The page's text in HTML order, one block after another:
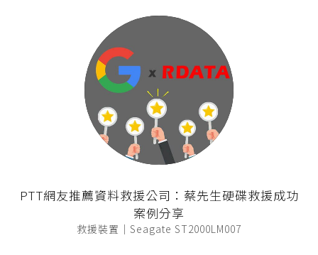
PTT網友推薦資料救援公司：蔡先生硬碟救援成功
案例分享
救援裝置｜Seagate ST2000LM007